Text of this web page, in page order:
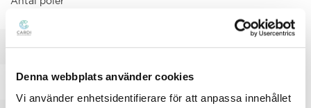
Denna webbplats använder cookies
Vi använder enhetsidentifierare för att anpassa innehållet
Färg hus/kapsling/stomme
Ledararea